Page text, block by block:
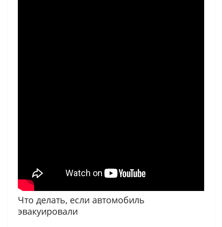
Что делать, если автомобиль
эвакуировали